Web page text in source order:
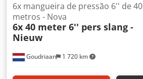
Goudriaan 1 720 km
6x mangueira de pressão 6'' de 40
metros - Nova
6x 40 meter 6'' pers slang -
Nieuw